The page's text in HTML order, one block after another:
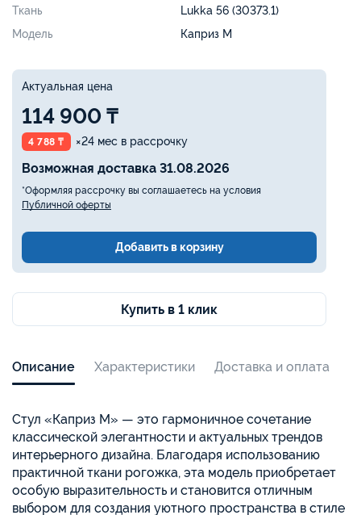
Ткань
Lukka 56 (30373.1)
Модель
Каприз М
Актуальная цена
114 900 ₸
4 788 ₸ ×24 мес в рассрочку
Возможная доставка 31.08.2026
*Оформляя рассрочку вы соглашаетесь на условия
Публичной оферты
Добавить в корзину
Купить в 1 клик
Описание Характеристики Доставка и оплата
Стул «Каприз М» — это гармоничное сочетание
классической элегантности и актуальных трендов
интерьерного дизайна. Благодаря использованию
практичной ткани рогожка, эта модель приобретает
особую выразительность и становится отличным
выбором для создания уютного пространства в стиле